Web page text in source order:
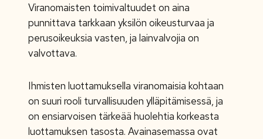
Viranomaisten toimivaltuudet on aina
punnittava tarkkaan yksilön oikeusturvaa ja
perusoikeuksia vasten, ja lainvalvojia on
valvottava.
Ihmisten luottamuksella viranomaisia kohtaan
on suuri rooli turvallisuuden ylläpitämisessä, ja
on ensiarvoisen tärkeää huolehtia korkeasta
luottamuksen tasosta. Avainasemassa ovat